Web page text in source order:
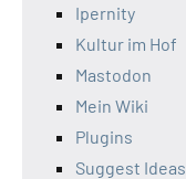
Ipernity
Kultur im Hof
Mastodon
Mein Wiki
Plugins
Suggest Ideas